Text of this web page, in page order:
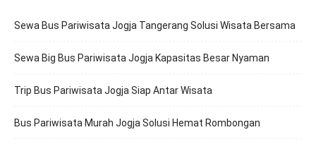
Sewa Bus Pariwisata Jogja Tangerang Solusi Wisata Bersama
Sewa Big Bus Pariwisata Jogja Kapasitas Besar Nyaman
Trip Bus Pariwisata Jogja Siap Antar Wisata
Bus Pariwisata Murah Jogja Solusi Hemat Rombongan